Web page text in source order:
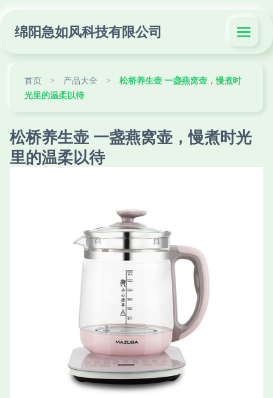
绵阳急如风科技有限公司
首页 > 产品大全 >
松桥养生壶 一盏燕窝壶，慢煮时
光里的温柔以待
松桥养生壶 一盏燕窝壶，慢煮时光
里的温柔以待